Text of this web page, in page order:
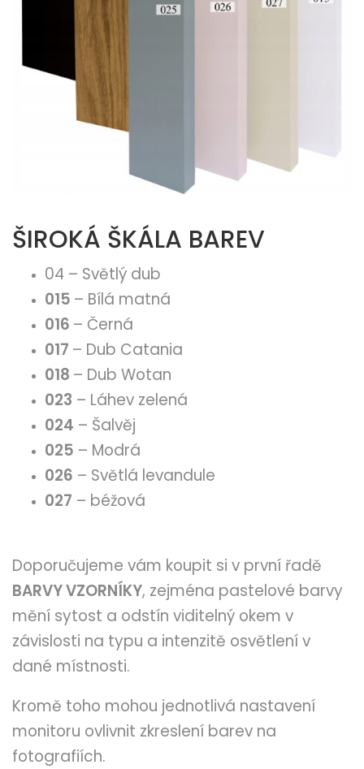
ŠIROKÁ ŠKÁLA BAREV
04 – Světlý dub
015 – Bílá matná
016 – Černá
017 – Dub Catania
018 – Dub Wotan
023 – Láhev zelená
024 – Šalvěj
025 – Modrá
026 – Světlá levandule
027 – béžová
Doporučujeme vám koupit si v první řadě
BARVY VZORNÍKY, zejména pastelové barvy
mění sytost a odstín viditelný okem v
závislosti na typu a intenzitě osvětlení v
dané místnosti.
Kromě toho mohou jednotlivá nastavení
monitoru ovlivnit zkreslení barev na
fotografiích.